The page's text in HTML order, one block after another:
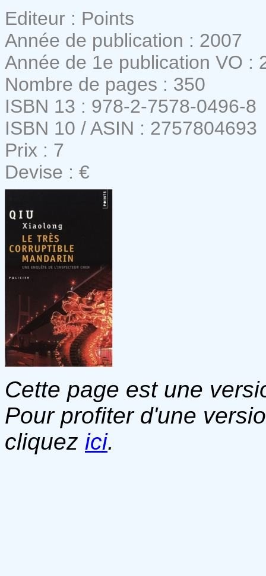
Editeur : Points
Année de publication : 2007
Année de 1e publication VO :
Nombre de pages : 350
ISBN 13 : 978-2-7578-0496-8
ISBN 10 / ASIN : 2757804693
Prix : 7
Devise : €
Cette page est une
Pour profiter d'une
cliquez ici.